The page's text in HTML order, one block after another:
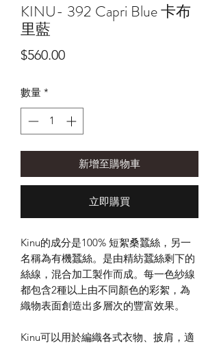
KINU- 392 Capri Blue 卡布
里藍
$560.00價
數量 *
新增至購物車
立即購買
Kinu的成分是100% 短絮桑蠶絲，另一
名稱為有機蠶絲。是由精紡蠶絲剩下的
絲線，混合加工製作而成。每一色紗線
都包含2種以上由不同顏色的彩絮，為
織物表面創造出多層次的豐富效果。
Kinu可以用於編織各式衣物、披肩，適